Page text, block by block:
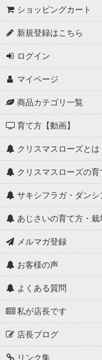
ショッピングカート
新規登録はこちら
ログイン
マイページ
商品カテゴリ一覧
育て方【動画】
クリスマスローズと
クリスマスローズの
サキシフラガ・ダン
あじさいの育て方・栽
メルマガ登録
お客様の声
よくある質問
私が店長です
店長ブログ
リンク集